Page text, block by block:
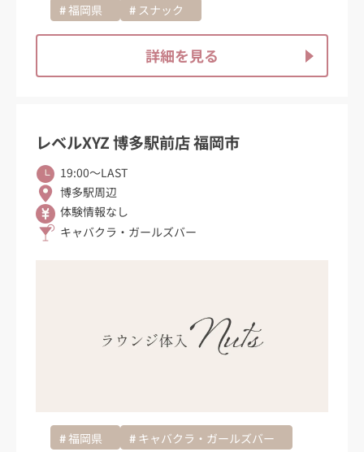
福岡県 スナック
詳細を見る
レベルXYZ 博多駅前店 福岡市
19:00〜LAST
博多駅周辺
体験情報なし
キャバクラ・ガールズバー
福岡県 キャバクラ・ガールズバー